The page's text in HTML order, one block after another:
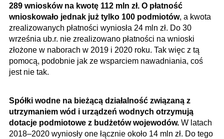
289 wniosków na kwotę 112 mln zł. O płatność
wnioskowało jednak już tylko 100 podmiotów, a kwota
zrealizowanych płatności wyniosła 24 mln zł. Do 30
września ub.r. nie zrealizowano płatności na wnioski
złożone w naborach w 2019 i 2020 roku. Tak więc z tą
pomocą, podobnie jak ze wsparciem nawadniania, coś
jest nie tak.
Spółki wodne na bieżącą działalność związaną z
utrzymaniem wód i urządzeń wodnych otrzymują
dotacje podmiotowe z budżetów wojewodów. W latach
2018–2020 wyniosły one łącznie około 14 mln zł. Do tego